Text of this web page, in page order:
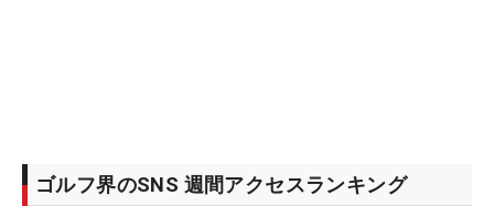
ゴルフ界のSNS 週間アクセスランキング